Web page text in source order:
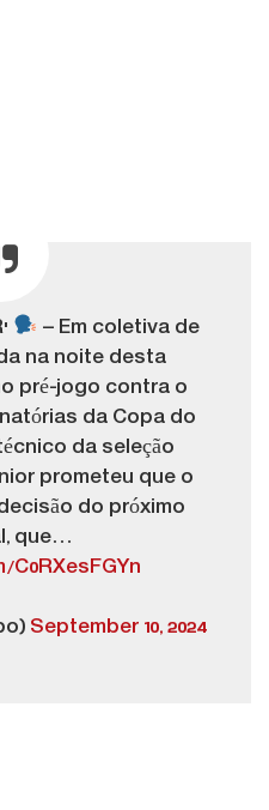
– Em coletiva de
na noite desta
pré-jogo contra o
da Copa do
da seleção
prometeu que o
do próximo
que…
September 10, 2024